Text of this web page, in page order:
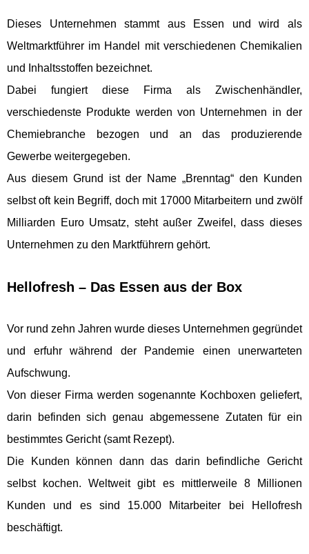
Dieses Unternehmen stammt aus Essen und wird als
Weltmarktführer im Handel mit verschiedenen Chemikalien
und Inhaltsstoffen bezeichnet.
Dabei fungiert diese Firma als Zwischenhändler,
verschiedenste Produkte werden von Unternehmen in der
Chemiebranche bezogen und an das produzierende
Gewerbe weitergegeben.
Aus diesem Grund ist der Name „Brenntag“ den Kunden
selbst oft kein Begriff, doch mit 17000 Mitarbeitern und zwölf
Milliarden Euro Umsatz, steht außer Zweifel, dass dieses
Unternehmen zu den Marktführern gehört.
Hellofresh – Das Essen aus der Box
Vor rund zehn Jahren wurde dieses Unternehmen gegründet
und erfuhr während der Pandemie einen unerwarteten
Aufschwung.
Von dieser Firma werden sogenannte Kochboxen geliefert,
darin befinden sich genau abgemessene Zutaten für ein
bestimmtes Gericht (samt Rezept).
Die Kunden können dann das darin befindliche Gericht
selbst kochen. Weltweit gibt es mittlerweile 8 Millionen
Kunden und es sind 15.000 Mitarbeiter bei Hellofresh
beschäftigt.